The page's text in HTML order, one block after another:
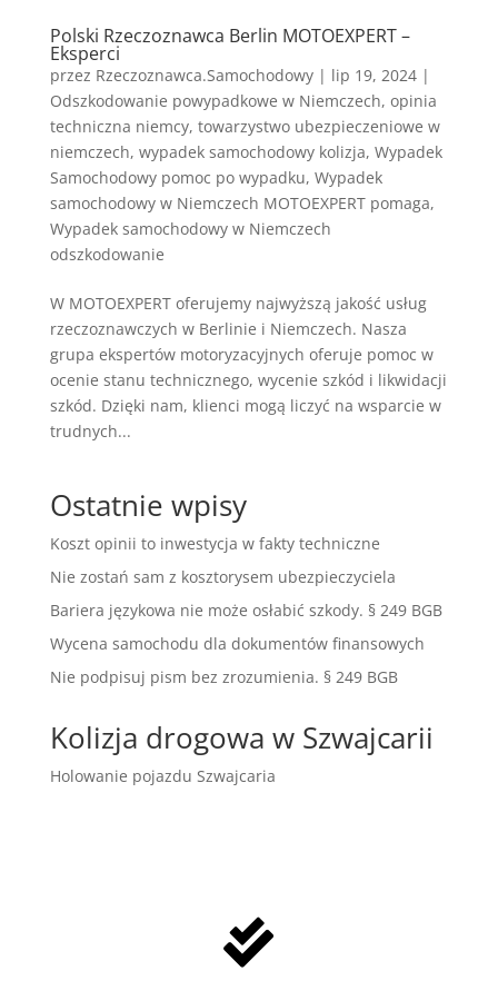
Polski Rzeczoznawca Berlin MOTOEXPERT –
Eksperci
przez Rzeczoznawca.Samochodowy| lip 19, 2024|
Odszkodowanie powypadkowe w Niemczech, opinia
techniczna niemcy, towarzystwo ubezpieczeniowe w
niemczech, wypadek samochodowy kolizja, Wypadek
Samochodowy pomoc po wypadku, Wypadek
samochodowy w Niemczech MOTOEXPERT pomaga,
Wypadek samochodowy w Niemczech
odszkodowanie
W MOTOEXPERT oferujemy najwyższą jakość usług
rzeczoznawczych w Berlinie i Niemczech. Nasza
grupa ekspertów motoryzacyjnych oferuje pomoc w
ocenie stanu technicznego, wycenie szkód i likwidacji
szkód. Dzięki nam, klienci mogą liczyć na wsparcie w
trudnych...
Ostatnie wpisy
Koszt opinii to inwestycja w fakty techniczne
Nie zostań sam z kosztorysem ubezpieczyciela
Bariera językowa nie może osłabić szkody. § 249 BGB
Wycena samochodu dla dokumentów finansowych
Nie podpisuj pism bez zrozumienia. § 249 BGB
Kolizja drogowa w Szwajcarii
Holowanie pojazdu Szwajcaria
